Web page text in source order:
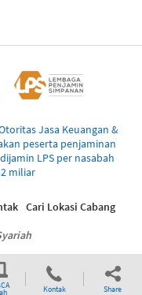
Kontak Share
Jasa Keuangan &
peserta penjaminan
LPS per nasabah
miliar
Cari Lokasi Cabang